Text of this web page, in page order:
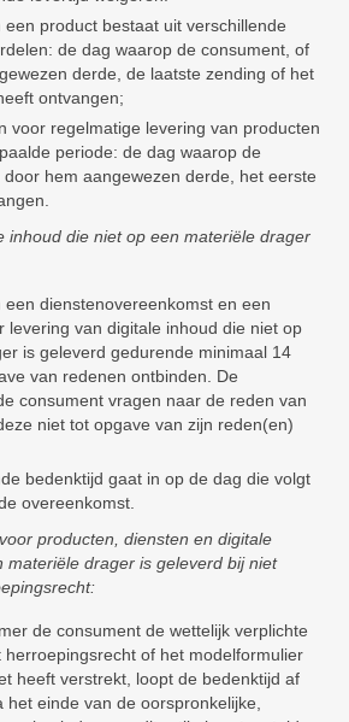
product bestaat uit verschillende
de dag waarop de consument, of
derde, de laatste zending of het
ontvangen;
voor regelmatige levering van producten
periode: de dag waarop de
hem aangewezen derde, het eerste
inhoud die niet op een materiële drager
een dienstenovereenkomst en een
levering van digitale inhoud die niet op
is geleverd gedurende minimaal 14
van redenen ontbinden. De
consument vragen naar de reden van
niet tot opgave van zijn reden(en)
bedenktijd gaat in op de dag die volgt
overeenkomst.
producten, diensten en digitale
materiële drager is geleverd bij niet
de consument de wettelijk verplichte
herroepingsrecht of het modelformulier
heeft verstrekt, loopt de bedenktijd af
einde van de oorspronkelijke,